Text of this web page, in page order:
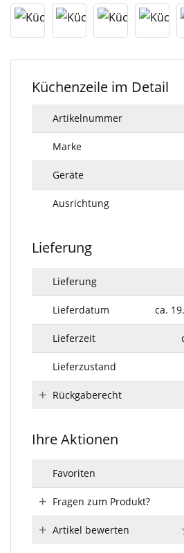
Küchenzeile im Detail
Artikelnummer
Marke
Geräte
Ausrichtung
Lieferung
Lieferung
Lieferdatum ca.
Lieferzeit
Lieferzustand
Rückgaberecht
Ihre Aktionen
Favoriten
Fragen zum Produkt?
Artikel bewerten